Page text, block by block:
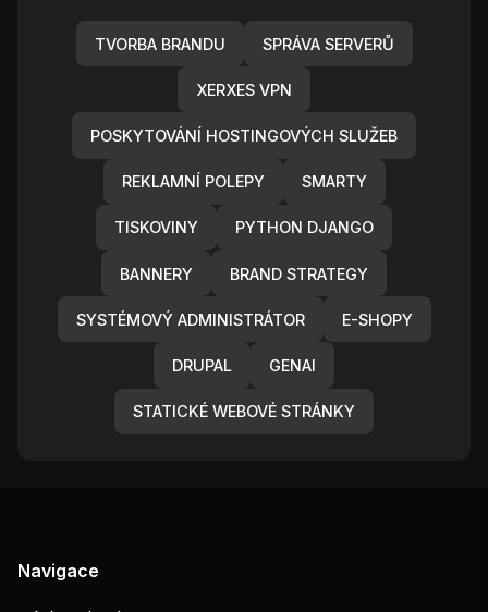
TVORBA BRANDU SPRÁVA SERVERŮ
XERXES VPN
POSKYTOVÁNÍ HOSTINGOVÝCH SLUŽEB
REKLAMNÍ POLEPY SMARTY
TISKOVINY PYTHON DJANGO
BANNERY BRAND STRATEGY
SYSTÉMOVÝ ADMINISTRÁTOR E-SHOPY
DRUPAL GENAI
STATICKÉ WEBOVÉ STRÁNKY
Navigace